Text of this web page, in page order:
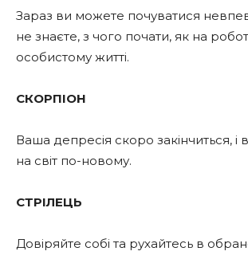
Зараз ви можете почуватися
не знаєте, з чого почати, як на
особистому житті.
СКОРПІОН
Ваша депресія скоро закінчиться, і
на світ по-новому.
СТРІЛЕЦЬ
Довіряйте собі та рухайтесь в